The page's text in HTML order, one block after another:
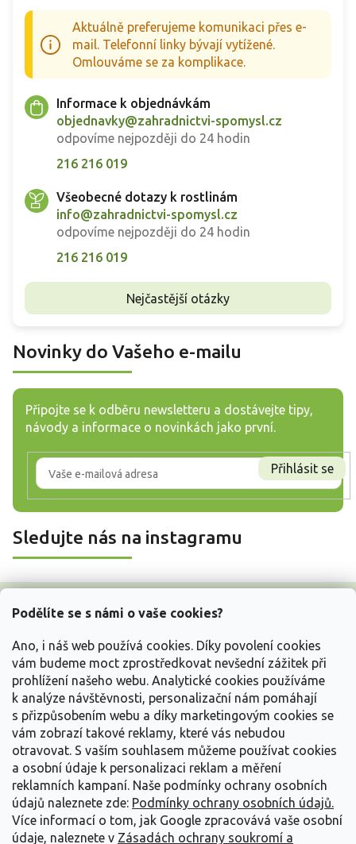
Podělíte se s námi o vaše cookies?
Ano, i náš web používá cookies. Díky povolení cookies
vám budeme moct zprostředkovat nevšední zážitek při
prohlížení našeho webu. Analytické cookies používáme
k analýze návštěvnosti, personalizační nám pomáhají
s přizpůsobením webu a díky marketingovým cookies se
vám zobrazí takové reklamy, které vás nebudou
otravovat. S vaším souhlasem můžeme používat cookies
a osobní údaje k personalizaci reklam a měření
reklamních kampaní. Naše podmínky ochrany osobních
údajů naleznete zde: Podmínky ochrany osobních údajů.
Více informací o tom, jak Google zpracovává vaše osobní
údaje, naleznete v Zásadách ochrany soukromí a
Aktuálně preferujeme komunikaci přes e-
mail. Telefonní linky bývají vytížené.
Omlouváme se za komplikace.
Informace k objednávkám
objednavky@zahradnictvi-spomysl.cz
odpovíme nejpozději do 24 hodin
216 216 019
Všeobecné dotazy k rostlinám
info@zahradnictvi-spomysl.cz
odpovíme nejpozději do 24 hodin
216 216 019
Nejčastější otázky
Novinky do Vašeho e-mailu
Připojte se k odběru newsletteru a dostávejte tipy,
návody a informace o novinkách jako první.
Přihlásit se
Sledujte nás na instagramu
Z
Vše o nákupu
Informace pro Vás
Kontakujte nás